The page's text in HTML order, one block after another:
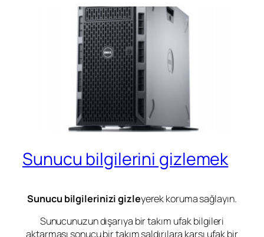
Sunucu bilgilerini gizlemek
Sunucu bilgilerinizi gizleyerek koruma sağlayın.
Sunucunuzun dışarıya bir takım ufak bilgileri
aktarması sonucu bir takım saldırılara karşı ufak bir